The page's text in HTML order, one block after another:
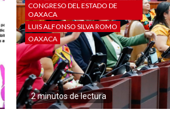
CONGRESO DEL ESTADO DE
OAXACA
LUIS ALFONSO SILVA ROMO
OAXACA
2 minutos de lectura